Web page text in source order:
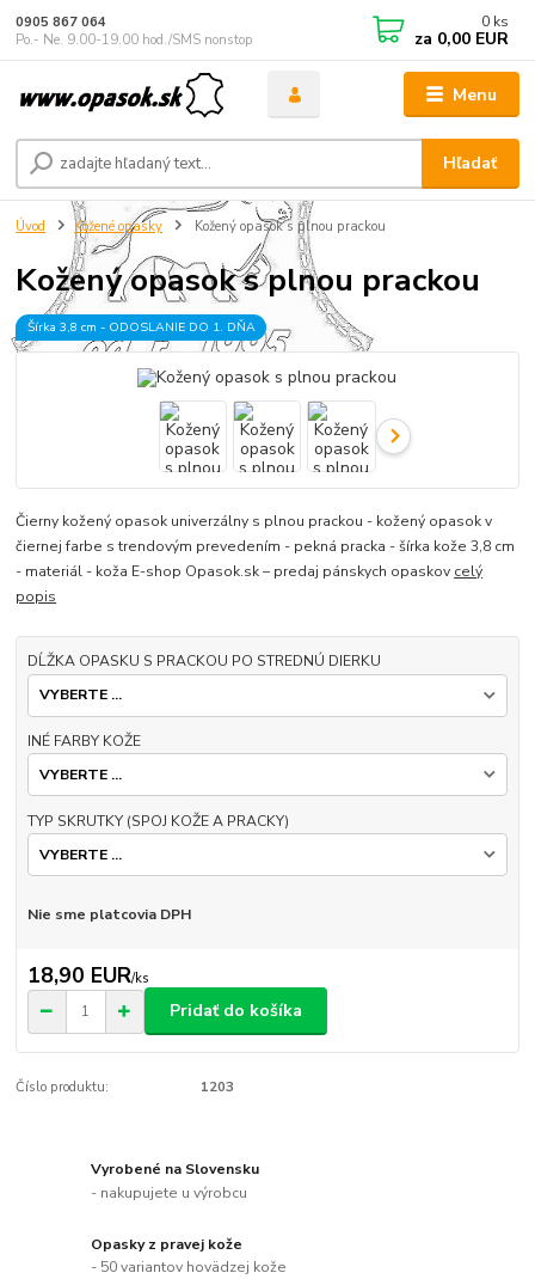
Menu
Hľadať
0905 867 064
Po.- Ne. 9.00-19.00 hod./SMS nonstop
0 ks
za 0,00 EUR
Úvod Kožené opasky Kožený opasok s plnou prackou
Kožený opasok s plnou prackou
Šírka 3,8 cm - ODOSLANIE DO 1. DŇA
Čierny kožený opasok univerzálny s plnou prackou - kožený opasok v
čiernej farbe s trendovým prevedením - pekná pracka - šírka kože 3,8 cm
- materiál - koža E-shop Opasok.sk – predaj pánskych opaskov celý
popis
DĹŽKA OPASKU S PRACKOU PO STREDNÚ DIERKU
INÉ FARBY KOŽE
TYP SKRUTKY (SPOJ KOŽE A PRACKY)
Nie sme platcovia DPH
18,90 EUR/ks
Pridať do košíka
Číslo produktu: 1203
Vyrobené na Slovensku
- nakupujete u výrobcu
Opasky z pravej kože
- 50 variantov hovädzej kože